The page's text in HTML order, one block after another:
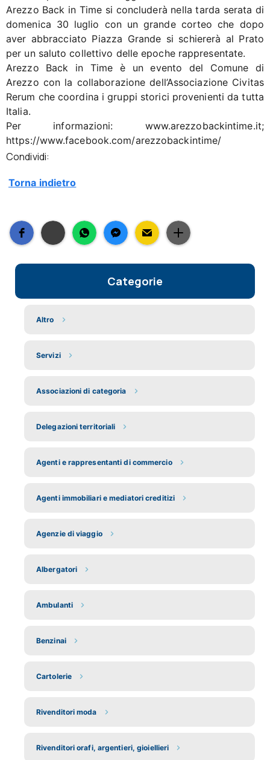
Arezzo Back in Time si concluderà nella tarda serata di
domenica 30 luglio con un grande corteo che dopo
aver abbracciato Piazza Grande si schiererà al Prato
per un saluto collettivo delle epoche rappresentate.
Arezzo Back in Time è un evento del Comune di
Arezzo con la collaborazione dell’Associazione Civitas
Rerum che coordina i gruppi storici provenienti da tutta
Italia.
Per informazioni: www.arezzobackintime.it;
https://www.facebook.com/arezzobackintime/
Condividi:
Torna indietro
Categorie
Altro
Servizi
Associazioni di categoria
Delegazioni territoriali
Agenti e rappresentanti di commercio
Agenti immobiliari e mediatori creditizi
Agenzie di viaggio
Albergatori
Ambulanti
Benzinai
Cartolerie
Rivenditori moda
Rivenditori orafi, argentieri, gioiellieri